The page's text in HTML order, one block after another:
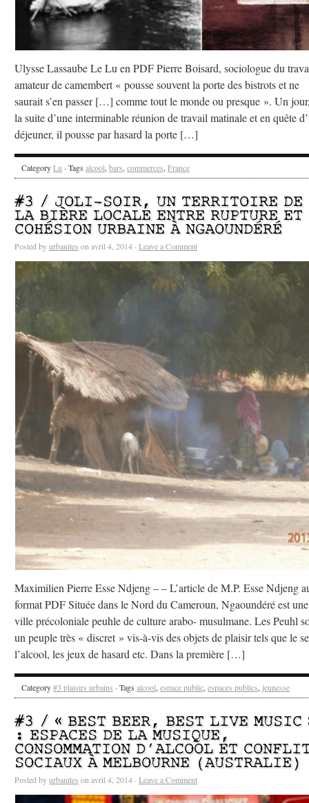
Ulysse Lassaube Le Lu en PDF Pierre Boisard, sociologue du
amateur de camembert « pousse souvent la porte des bistrots et ne
saurait s’en passer […] comme tout le monde ou presque ». Un
la suite d’une interminable réunion de travail matinale et en quête
déjeuner, il pousse par hasard la porte […]
CategoryLu · Tags alcool, bars, commerces, France
#3 / JOLI-SOIR, UN TERRITOIRE DE
LA BIÈRE LOCALE ENTRE RUPTURE ET
COHÉSION URBAINE À NGAOUNDÉRÉ
Posted byurbanites on avril 4, 2014 · Leave a Comment
Maximilien Pierre Esse Ndjeng – – L’article de M.P. Esse Ndjeng
format PDF Située dans le Nord du Cameroun, Ngaoundéré est une
ville précoloniale peuhle de culture arabo- musulmane. Les Peuhl
un peuple très « discret » vis-à-vis des objets de plaisir tels que le
l’alcool, les jeux de hasard etc. Dans la première […]
Category#3 plaisirs urbains · Tags alcool, espace public, espaces publics, jeunesse
#3 / « BEST BEER, BEST LIVE MUSIC
: ESPACES DE LA MUSIQUE,
CONSOMMATION D’ALCOOL ET
SOCIAUX À MELBOURNE (AUSTRALIE)
Posted byurbanites on avril 4, 2014 · Leave a Comment